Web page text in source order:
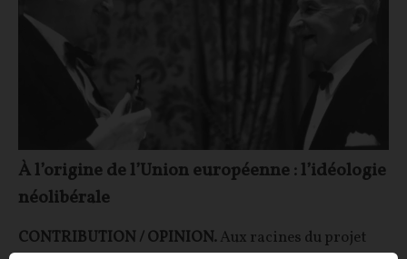
À l’origine de l’Union européenne : l’idéologie
néolibérale
CONTRIBUTION / OPINION.Aux racines du projet